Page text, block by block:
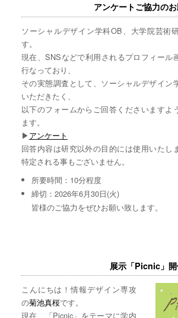
アンケートご協力の
ソーシャルデザイン学科OB、大学院芸術
す。
現在、SNSなどで利用されるプロフィール
行なっており、
その実態調査として、ソーシャルデザイン
いただきたく、
以下のフォームからご回答くださいますよ
ます。
▶︎アンケート
回答内容は研究以外の目的には使用いたし
特定される事もございません。
所要時間：10分程度
締切：2026年6月30日(火)
皆様のご協力をぜひお願い致します。
展示「Picnic」
こんにちは！情報デザイン専攻
の菊池真桜です。
現在、「Picnic」をテーマに学内